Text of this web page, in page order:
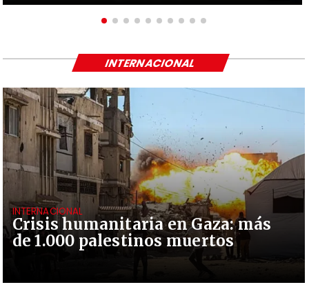
Crisis humanitaria en Gaza: más
de 1.000 palestinos muertos
INTERNACIONAL
INTERNACIONAL